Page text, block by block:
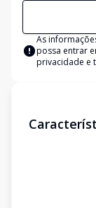
As
possa entrar
privacidade e